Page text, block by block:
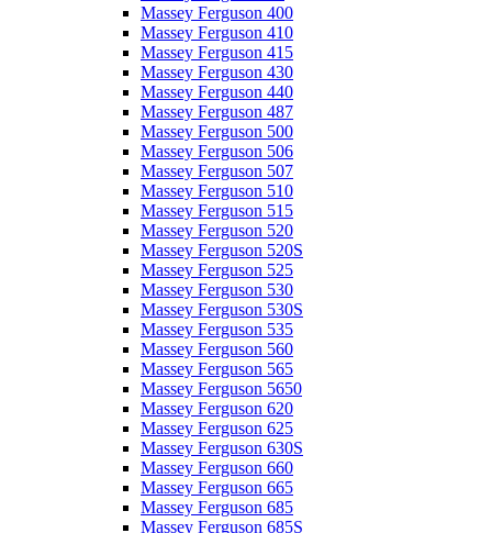
Massey Ferguson 400
Massey Ferguson 410
Massey Ferguson 415
Massey Ferguson 430
Massey Ferguson 440
Massey Ferguson 487
Massey Ferguson 500
Massey Ferguson 506
Massey Ferguson 507
Massey Ferguson 510
Massey Ferguson 515
Massey Ferguson 520
Massey Ferguson 520S
Massey Ferguson 525
Massey Ferguson 530
Massey Ferguson 530S
Massey Ferguson 535
Massey Ferguson 560
Massey Ferguson 565
Massey Ferguson 5650
Massey Ferguson 620
Massey Ferguson 625
Massey Ferguson 630S
Massey Ferguson 660
Massey Ferguson 665
Massey Ferguson 685
Massey Ferguson 685S